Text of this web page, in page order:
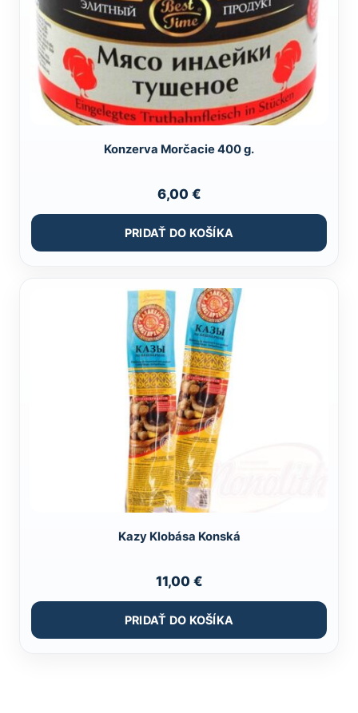
Konzerva Morčacie 400 g.
6,00 €
PRIDAŤ DO KOŠÍKA
Kazy Klobása Konská
11,00 €
PRIDAŤ DO KOŠÍKA